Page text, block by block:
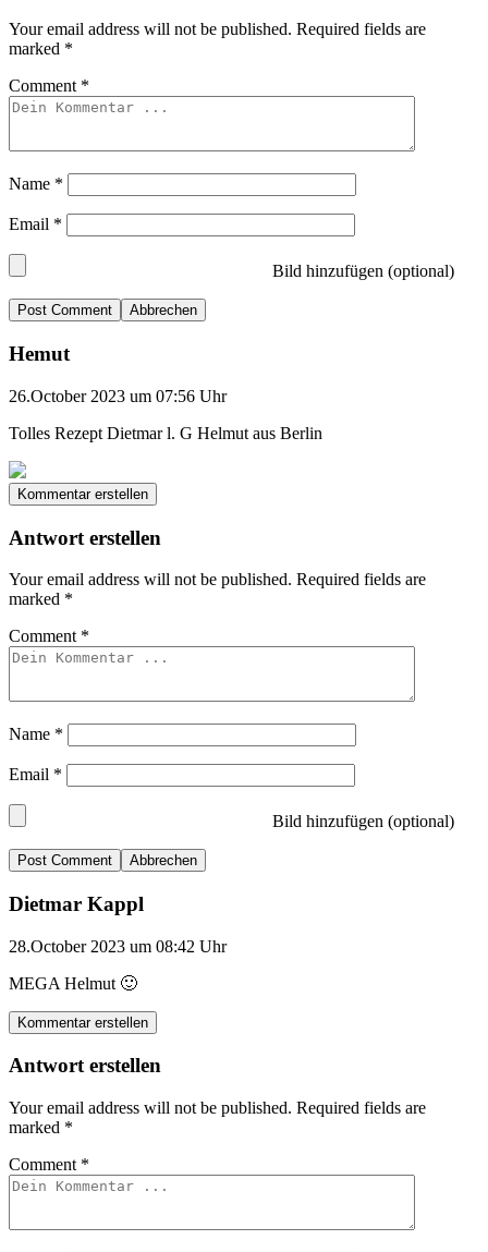
Your email address will not be published. Required fields are
marked *
Comment *
Name *
Email *
Bild hinzufügen (optional)
Abbrechen
Hemut
26.October 2023 um 07:56 Uhr
Tolles Rezept Dietmar l. G Helmut aus Berlin
Kommentar erstellen
Antwort erstellen
Your email address will not be published. Required fields are
marked *
Comment *
Name *
Email *
Bild hinzufügen (optional)
Abbrechen
Dietmar Kappl
28.October 2023 um 08:42 Uhr
MEGA Helmut 🙂
Kommentar erstellen
Antwort erstellen
Your email address will not be published. Required fields are
marked *
Comment *